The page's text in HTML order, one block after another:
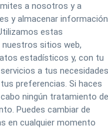
acceda a Permisos
a nosotros y a
y almacenar información
estas
nuestros sitios web,
estadísticos y, con tu
a tus
preferencias. Si haces
ningún tratamiento
Puedes cambiar de
en cualquier momento